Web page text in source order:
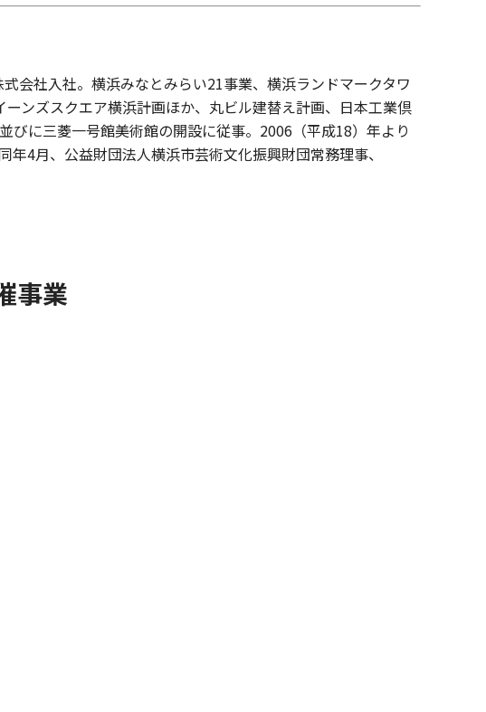
会社入社。横浜みなとみらい21事業、横浜ランドマークタワ
ンズスクエア横浜計画ほか、丸ビル建替え計画、日本工業倶
に三菱一号館美術館の開設に従事。 2006 （平成18）年より
年4月、公益財団法人横浜市芸術文化振興財団常務理事、
事業